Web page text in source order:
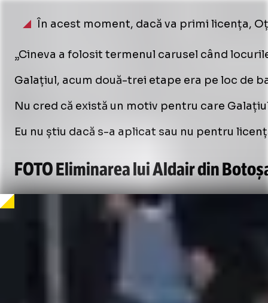
În acest moment, dacă va primi licența,
„Cineva a folosit termenul carusel când
Galațiul, acum două-trei etape era pe loc de
Nu cred că există un motiv pentru care
Eu nu știu dacă s-a aplicat sau nu pentru
FOTO Eliminarea lui Aldair din